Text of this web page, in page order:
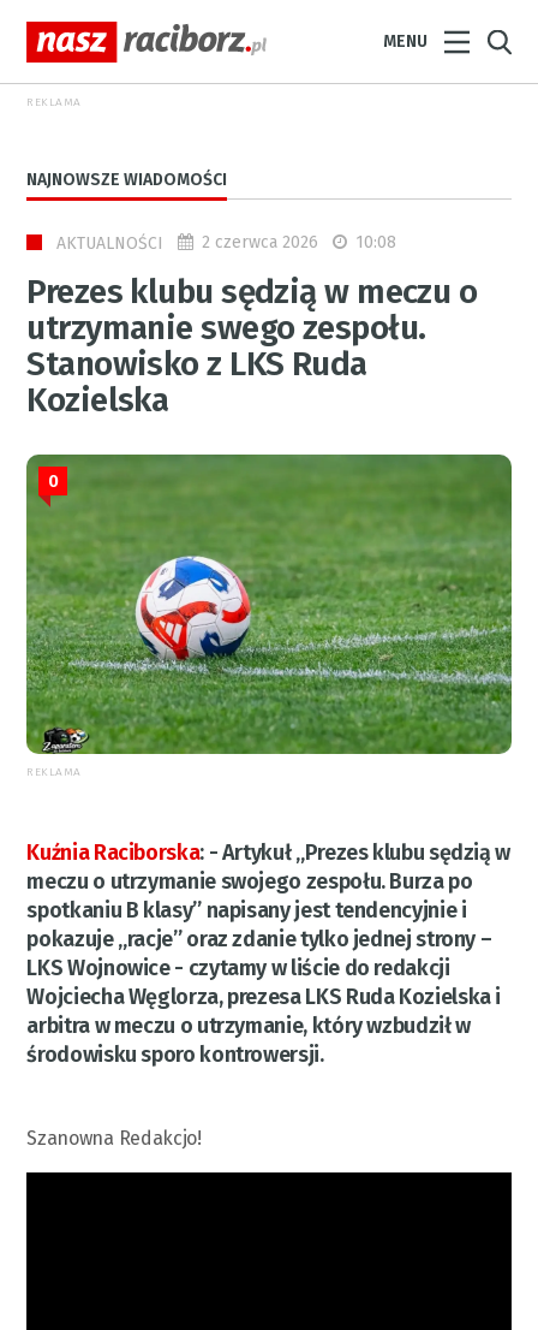
MENU
REKLAMA
NAJNOWSZE WIADOMOŚCI
AKTUALNOŚCI 2 czerwca 2026 10:08
Prezes klubu sędzią w meczu o
utrzymanie swego zespołu.
Stanowisko z LKS Ruda
Kozielska
0
REKLAMA
Kuźnia Raciborska: - Artykuł „Prezes klubu sędzią w
meczu o utrzymanie swojego zespołu. Burza po
spotkaniu B klasy” napisany jest tendencyjnie i
pokazuje „racje” oraz zdanie tylko jednej strony –
LKS Wojnowice - czytamy w liście do redakcji
Wojciecha Węglorza, prezesa LKS Ruda Kozielska i
arbitra w meczu o utrzymanie, który wzbudził w
środowisku sporo kontrowersji.
Szanowna Redakcjo!